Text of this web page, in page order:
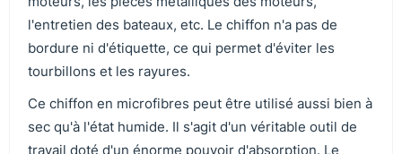
l'entretien des bateaux, etc. Le chiffon n'a pas de
bordure ni d'étiquette, ce qui permet d'éviter les
tourbillons et les rayures.
Ce chiffon en microfibres peut être utilisé aussi bien à
sec qu'à l'état humide. Il s'agit d'un véritable outil de
travail doté d'un énorme pouvoir d'absorption. Le